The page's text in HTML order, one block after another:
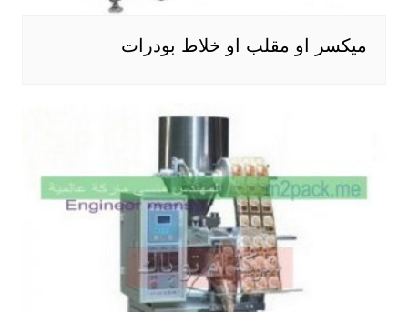
ميكسر او مقلب او خلاط بودرات